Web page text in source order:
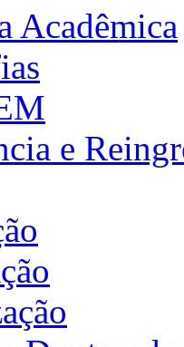
Acadêmica
e